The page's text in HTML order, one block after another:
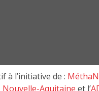
à l’initiative de :
Nouvelle-Aquitaine et l’